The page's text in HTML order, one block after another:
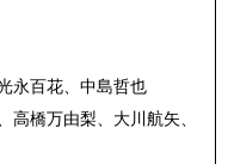
永百花⁡、中島哲也⁡
高橋万由梨、大川航矢、